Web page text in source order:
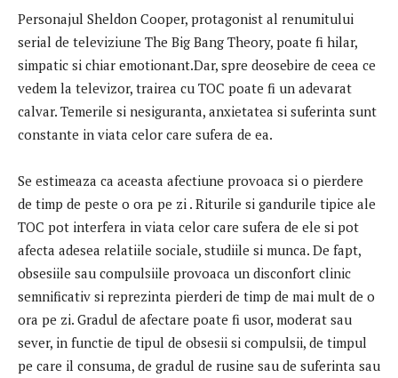
Personajul Sheldon Cooper, protagonist al renumitului
serial de televiziune The Big Bang Theory, poate fi hilar,
simpatic si chiar emotionant.Dar, spre deosebire de ceea ce
vedem la televizor, trairea cu TOC poate fi un adevarat
calvar. Temerile si nesiguranta, anxietatea si suferinta sunt
constante in viata celor care sufera de ea.
Se estimeaza ca aceasta afectiune provoaca si o pierdere
de timp de peste o ora pe zi . Riturile si gandurile tipice ale
TOC pot interfera in viata celor care sufera de ele si pot
afecta adesea relatiile sociale, studiile si munca. De fapt,
obsesiile sau compulsiile provoaca un disconfort clinic
semnificativ si reprezinta pierderi de timp de mai mult de o
ora pe zi. Gradul de afectare poate fi usor, moderat sau
sever, in functie de tipul de obsesii si compulsii, de timpul
pe care il consuma, de gradul de rusine sau de suferinta sau